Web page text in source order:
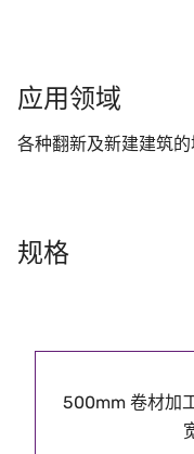
应用领域
各种翻新及新建建筑的
规格
500mm 卷材加